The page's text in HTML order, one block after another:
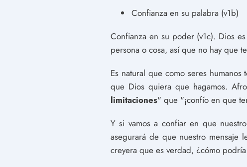
Confianza en su palabra (v1b)
Confianza en su poder (v1c). Dios
persona o cosa, así que no hay que
Es natural que como seres
que Dios quiera que hagamos.
limitaciones" que "¡confío en que
Y si vamos a confiar en que
asegurará de que nuestro
creyera que es verdad, ¿cómo